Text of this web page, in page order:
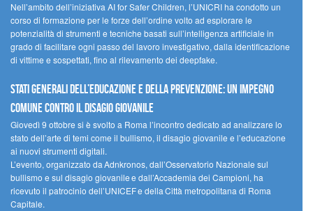
Nell’ambito dell’iniziativa AI for Safer Children, l’UNICRI ha condotto un
corso di formazione per le forze dell’ordine volto ad esplorare le
potenzialità di strumenti e tecniche basati sull’intelligenza artificiale in
grado di facilitare ogni passo del lavoro investigativo, dalla identificazione
di vittime e sospettati, fino al rilevamento dei deepfake.
Stati Generali dell’Educazione e della Prevenzione: un impegno
comune contro il disagio giovanile
Giovedì 9 ottobre si è svolto a Roma l’incontro dedicato ad analizzare lo
stato dell’arte di temi come il bullismo, il disagio giovanile e l’educazione
ai nuovi strumenti digitali.
L’evento, organizzato da Adnkronos, dall’Osservatorio Nazionale sul
bullismo e sul disagio giovanile e dall’Accademia dei Campioni, ha
ricevuto il patrocinio dell’UNICEF e della Città metropolitana di Roma
Capitale.